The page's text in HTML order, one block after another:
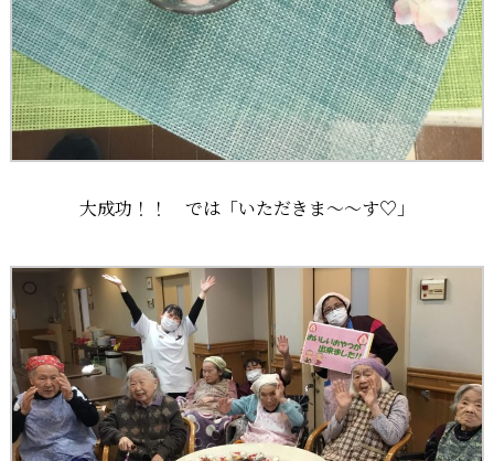
大成功！！ では「いただきま～～す♡」